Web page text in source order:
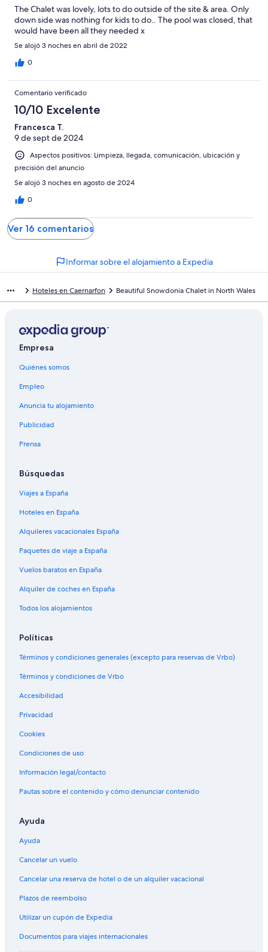
The Chalet was lovely, lots to do outside of the site & area. Only
down side was nothing for kids to do.. The pool was closed, that
would have been all they needed x
Se alojó 3 noches en abril de 2022
0
Comentario verificado
10/10 Excelente
Francesca T.
9 de sept de 2024
Aspectos positivos: Limpieza, llegada, comunicación, ubicación y
precisión del anuncio
Se alojó 3 noches en agosto de 2024
0
Ver 16 comentarios
Informar sobre el alojamiento a Expedia
Hoteles en Caernarfon Beautiful Snowdonia Chalet in North Wales
Empresa
Quiénes somos
Empleo
Anuncia tu alojamiento
Publicidad
Prensa
Búsquedas
Viajes a España
Hoteles en España
Alquileres vacacionales España
Paquetes de viaje a España
Vuelos baratos en España
Alquiler de coches en España
Todos los alojamientos
Políticas
Términos y condiciones generales (excepto para reservas de Vrbo)
Términos y condiciones de Vrbo
Accesibilidad
Privacidad
Cookies
Condiciones de uso
Información legal/contacto
Pautas sobre el contenido y cómo denunciar contenido
Ayuda
Ayuda
Cancelar un vuelo
Cancelar una reserva de hotel o de un alquiler vacacional
Plazos de reembolso
Utilizar un cupón de Expedia
Documentos para viajes internacionales